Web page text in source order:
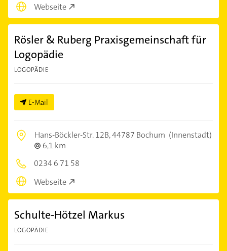
Webseite
Rösler & Ruberg Praxisgemeinschaft für
Logopädie
LOGOPÄDIE
E-Mail
Hans-Böckler-Str. 12B,44787 Bochum (Innenstadt)
6,1 km
0234 6 71 58
Webseite
Schulte-Hötzel Markus
LOGOPÄDIE